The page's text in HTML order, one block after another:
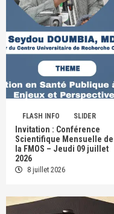
FLASH INFO SLIDER
Invitation : Conférence
Scientifique Mensuelle de
la FMOS – Jeudi 09 juillet
2026
8 juillet 2026